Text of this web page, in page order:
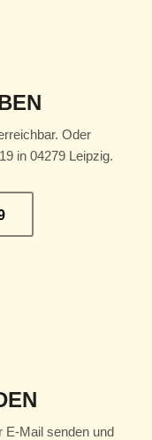
Oder
in 04279 Leipzig.
E-Mail senden und